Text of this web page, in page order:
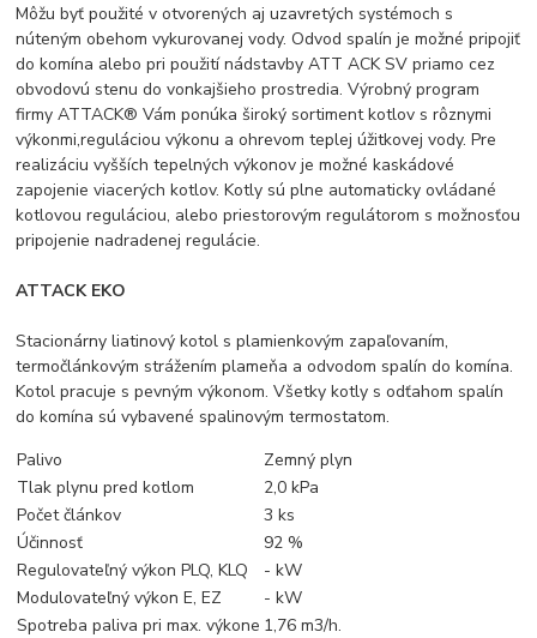
Môžu byť použité v otvorených aj uzavretých systémoch s
núteným obehom vykurovanej vody. Odvod spalín je možné pripojiť
do komína alebo pri použití nádstavby ATT ACK SV priamo cez
obvodovú stenu do vonkajšieho prostredia. Výrobný program
firmy ATTACK® Vám ponúka široký sortiment kotlov s rôznymi
výkonmi,reguláciou výkonu a ohrevom teplej úžitkovej vody. Pre
realizáciu vyšších tepelných výkonov je možné kaskádové
zapojenie viacerých kotlov. Kotly sú plne automaticky ovládané
kotlovou reguláciou, alebo priestorovým regulátorom s možnosťou
pripojenie nadradenej regulácie.
ATTACK EKO
Stacionárny liatinový kotol s plamienkovým zapaľovaním,
termočlánkovým strážením plameňa a odvodom spalín do komína.
Kotol pracuje s pevným výkonom. Všetky kotly s odťahom spalín
do komína sú vybavené spalinovým termostatom.
Palivo
Zemný plyn
Tlak plynu pred kotlom
2,0 kPa
Počet článkov
3 ks
Účinnosť
92 %
Regulovateľný výkon PLQ, KLQ
- kW
Modulovateľný výkon E, EZ
- kW
Spotreba paliva pri max. výkone 1,76 m3/h.